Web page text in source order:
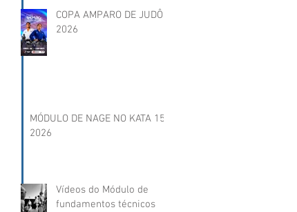
COPA AMPARO DE JUDÔ
2026
MÓDULO DE NAGE NO KATA 15ª
2026
Vídeos do Módulo de
fundamentos técnicos